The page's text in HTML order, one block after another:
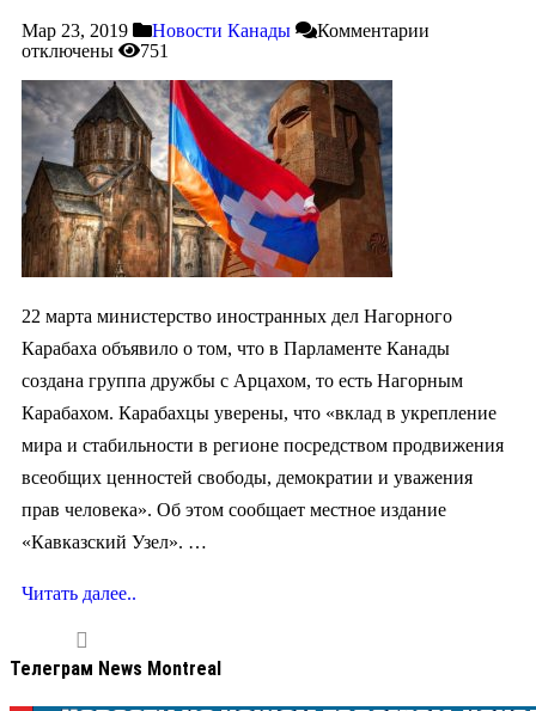
Мар 23, 2019 Новости Канады
Комментарии
отключены
751
22 марта министерство иностранных дел Нагорного
Карабаха объявило о том, что в Парламенте Канады
создана группа дружбы с Арцахом, то есть Нагорным
Карабахом. Карабахцы уверены, что «вклад в укрепление
мира и стабильности в регионе посредством продвижения
всеобщих ценностей свободы, демократии и уважения
прав человека». Об этом сообщает местное издание
«Кавказский Узел». …
Читать далее..
Телеграм News Montreal